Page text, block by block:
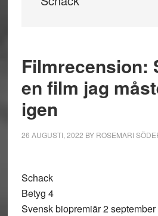
Filmrecension:
en film jag
igen
26 AUGUSTI, 2022 BY ROSEMARI
Schack
Betyg 4
Svensk biopremiär 2